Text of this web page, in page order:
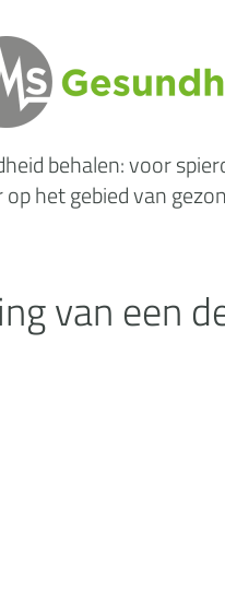
behalen: voor
op het gebied van
van een